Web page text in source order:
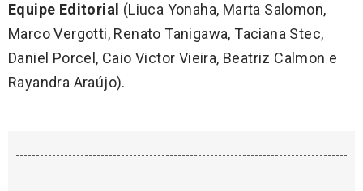
Equipe Editorial (Liuca Yonaha, Marta Salomon,
Marco Vergotti, Renato Tanigawa, Taciana Stec,
Daniel Porcel, Caio Victor Vieira, Beatriz Calmon e
Rayandra Araújo).